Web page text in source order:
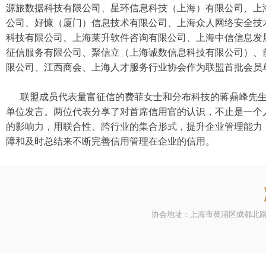
源旅数据科技有限公司、星环信息科技（上海）有限公司、
公司、好慷（厦门）信息技术有限公司、上海众人网络安全
科技有限公司、上海莱升软件咨询有限公司、上海中信信息
征信服务有限公司、聚信立（上海诚数信息科技有限公司）
限公司、江西商会、上海人才服务行业协会作为联盟首批会
联盟成员代表量富征信的费菲女士和分布科技的蒋鼎峰先
单位发言。两位代表分享了对首席信用官的认识，不止是一
的影响力，用联合性、跨行业的集合形式，提升企业管理能
障和及时总结来不断完善信用管理在企业的信用。
协会地址：上海市黄浦区成都北